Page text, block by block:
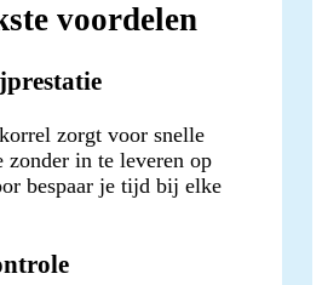
voordelen
zorgt voor snelle
zonder in te leveren op
bespaar je tijd bij elke